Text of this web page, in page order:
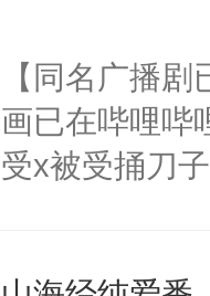
【同名广播
画已在哔哩哔
受x被受捅刀